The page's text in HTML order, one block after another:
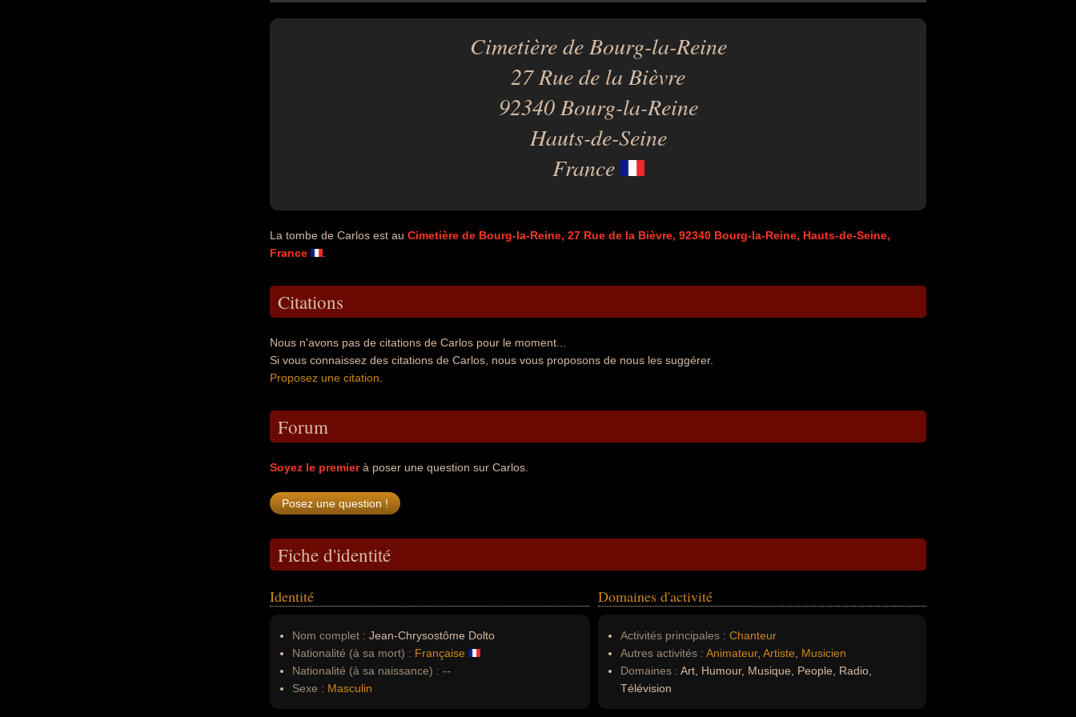
Cimetière de Bourg-la-Reine
27 Rue de la Bièvre
92340 Bourg-la-Reine
Hauts-de-Seine
France
La tombe de Carlos est au Cimetière de Bourg-la-Reine, 27 Rue de la Bièvre, 92340 Bourg-la-Reine, Hauts-de-Seine,
France
Citations
Nous n'avons pas de citations de Carlos pour le moment...
Si vous connaissez des citations de Carlos, nous vous proposons de nous les suggérer.
Proposez une citation
Forum
Soyez le premierà poser une question sur Carlos.
Fiche d'identité
Identité
Nom complet : Jean-Chrysostôme Dolto
Nationalité (à sa mort) : Française
Nationalité (à sa naissance) : --
Sexe : Masculin
Domaines d'activité
Activités principales : Chanteur
Autres activités : Animateur, Artiste
Musicien
Domaines : Art, Humour, Musique, People, Radio,
Télévision